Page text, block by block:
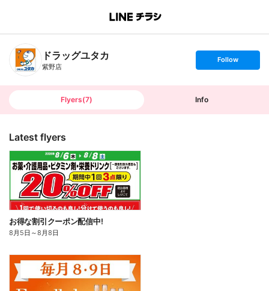
B
n
T
ドラッグユタカ
紫野店
s
t
o
Follow
Flyers(7) Info
Latest flyers
お得な割引クーポン配信中!
8月5日 ～8月8日